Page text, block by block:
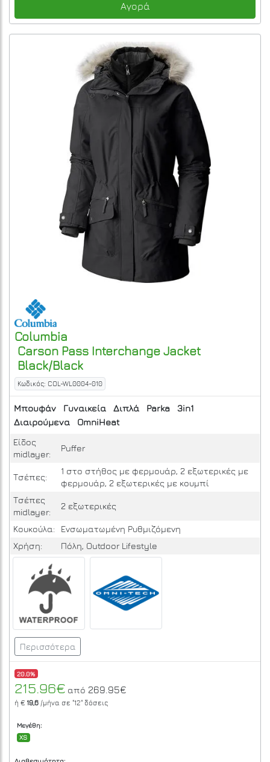
Αγορά
Columbia
Carson Pass Interchange Jacket
Black/Black
Κωδικός: COL-WL0004-010
Μπουφάν Γυναικεία Διπλά Parka
3in1
Διαιρούμενα
OmniHeat
Είδος
midlayer:
Puffer
Τσέπες:
1 στο στήθος με φερμουάρ, 2 εξωτερικές με
φερμουάρ, 2 εξωτερικές με κουμπί
Τσέπες
midlayer:
2 εξωτερικές
Κουκούλα:
Ενσωματωμένη Ρυθμιζόμενη
Χρήση:
Πόλη, Outdoor Lifestyle
Περισσότερα
20.0%
215.96€ από 269.95€
ή € 19,6 /μήνα σε "12" δόσεις
Μεγέθη:
XS